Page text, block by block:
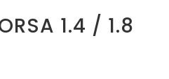
1.4 / 1.8